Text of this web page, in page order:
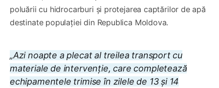
poluării cu hidrocarburi și protejarea captărilor de apă
destinate populației din Republica Moldova.
„Azi noapte a plecat al treilea transport cu
materiale de intervenție, care completează
echipamentele trimise în zilele de 13 și 14